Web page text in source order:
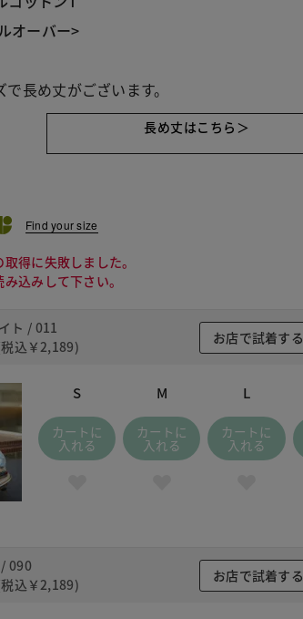
090 ブラック
オーバー>
で長め丈がございます。
長め丈はこちら＞
Find your size
得に失敗しました。
込みして下さい。
ト / 011
込 ￥2,189)
お店で試着する
S
カートに
入れる
M
カートに
入れる
L
カートに
入れる
090
込 ￥2,189)
お店で試着する